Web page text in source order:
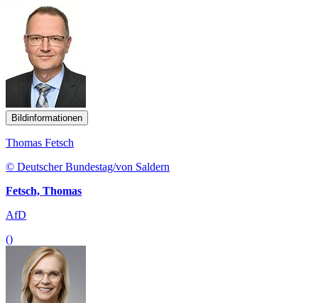
Bildinformationen
Thomas Fetsch
© Deutscher Bundestag/von Saldern
Fetsch, Thomas
AfD
()